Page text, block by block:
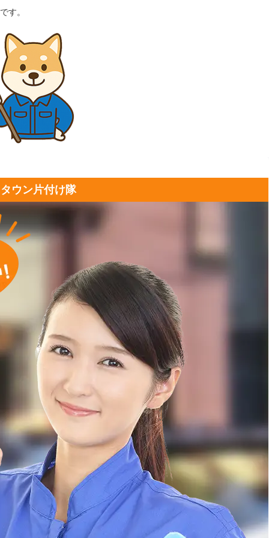
す。
ウン片付け隊